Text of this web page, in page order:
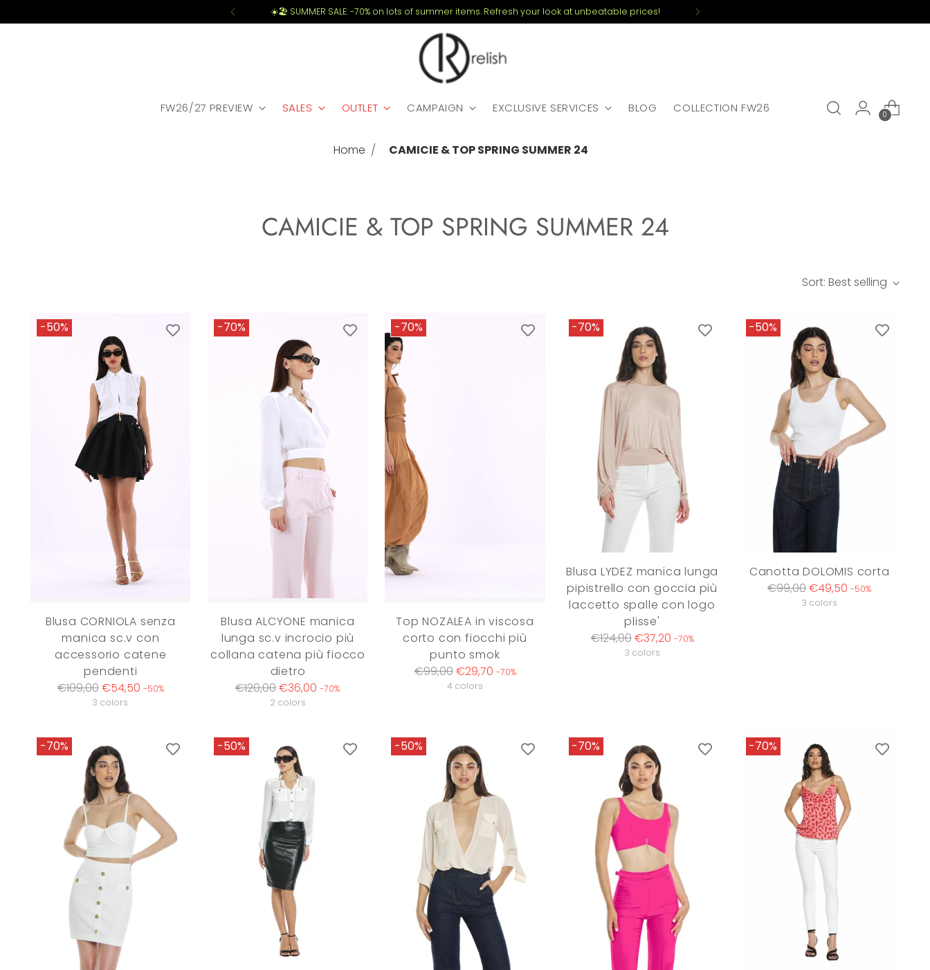
☀️🏖️ SUMMER SALE: -70% on lots of summer items. Refresh your look at unbeatable prices!
FW26/27 PREVIEW SALES OUTLET CAMPAIGN EXCLUSIVE SERVICES BLOG COLLECTION FW26 0
Home CAMICIE & TOP SPRING SUMMER 24
CAMICIE & TOP SPRING SUMMER 24
Sort: Best selling
-50%
Blusa CORNIOLA senza
manica sc.v con
accessorio catene
pendenti
Regular
€109,00€54,50 -50%
3 colors
-70%
Blusa ALCYONE manica
lunga sc.v incrocio più
collana catena più fiocco
dietro
Regular
€120,00€36,00 -70%
2 colors
-70%
Top NOZALEA in viscosa
corto con fiocchi più
punto smok
Regular
€99,00€29,70 -70%
4 colors
-70%
Blusa LYDEZ manica lunga
pipistrello con goccia più
laccetto spalle con logo
plisse'
Regular
€124,00€37,20 -70%
3 colors
-50%
Canotta DOLOMIS corta
Regular
€99,00€49,50 -50%
3 colors
-70% -50% -50% -70% -70%